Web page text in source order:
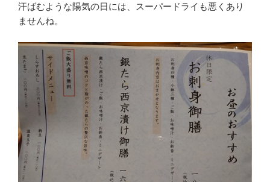
汗ばむような陽気の日には、スーパードライも悪くあり
ませんね。